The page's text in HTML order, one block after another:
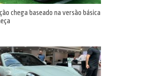
chega baseado na versão básica